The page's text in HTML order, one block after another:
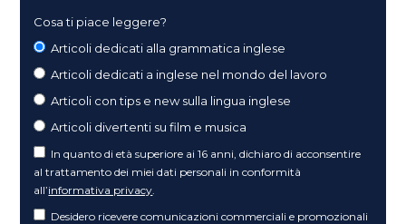
Cosa ti piace leggere?
Articoli dedicati alla grammatica inglese
Articoli dedicati a inglese nel mondo del lavoro
Articoli con tips e new sulla lingua inglese
Articoli divertenti su film e musica
In quanto di età superiore ai 16 anni, dichiaro di acconsentire
al trattamento dei miei dati personali in conformità
all’informativa privacy
Desidero ricevere comunicazioni commerciali e promozionali